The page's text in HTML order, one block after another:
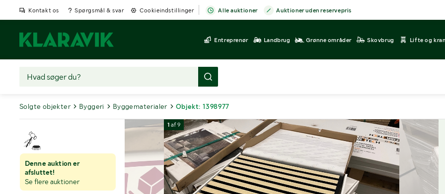
Kontakt os Spørgsmål & svar Cookieindstillinger Alle auktioner Auktioner uden reservepris
Entreprenør Landbrug Grønne områder Skovbrug Lifte og
Solgte objekter Byggeri Byggematerialer Objekt: 1398977
Denne auktion er
afsluttet!
Se flere auktioner
1 af9